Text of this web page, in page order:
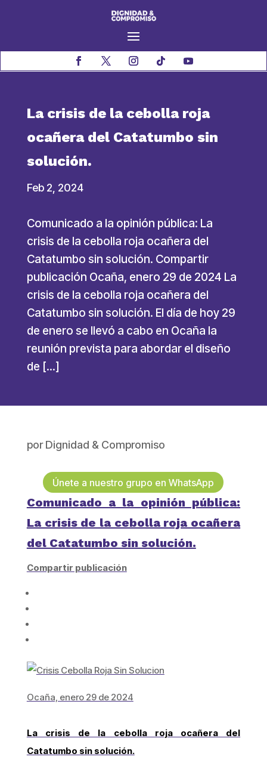
La crisis de la cebolla roja
ocañera del Catatumbo sin
solución.
Feb 2, 2024
Comunicado a la opinión pública: La
crisis de la cebolla roja ocañera del
Catatumbo sin solución. Compartir
publicación Ocaña, enero 29 de 2024 La
crisis de la cebolla roja ocañera del
Catatumbo sin solución. El día de hoy 29
de enero se llevó a cabo en Ocaña la
reunión prevista para abordar el diseño
de […]
porDignidad & Compromiso
Únete a nuestro grupo en WhatsApp
Comunicado a la opinión pública:
La crisis de la cebolla roja ocañera
del Catatumbo sin solución.
Compartir publicación
Ocaña, enero 29 de 2024
La crisis de la cebolla roja ocañera del
Catatumbo sin solución.